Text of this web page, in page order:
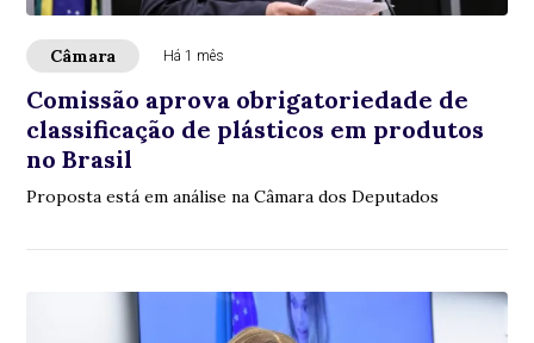
Câmara Há 1 mês
Comissão aprova obrigatoriedade de
classificação de plásticos em produtos
no Brasil
Proposta está em análise na Câmara dos Deputados